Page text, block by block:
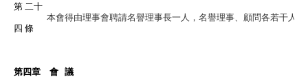
第 二十
四 條
本會得由理事會聘請名譽理事長一人，名譽理事、顧問各若干人
第四章 會 議